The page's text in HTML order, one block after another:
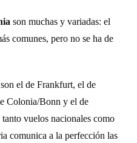
son muchas y variadas: el
comunes, pero no se ha de
son el de Frankfurt, el de
Colonia/Bonn y el de
vuelos nacionales como
comunica a la perfección las